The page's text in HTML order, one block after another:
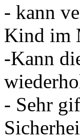
- kann
Kind im
-Kann
- Sehr